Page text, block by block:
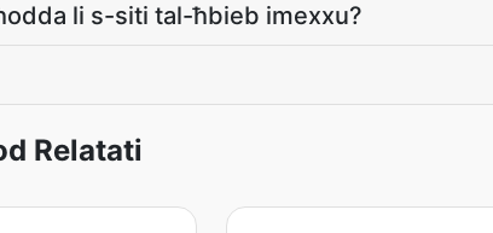
li s-siti tal-ħbieb imexxu?
Relatati